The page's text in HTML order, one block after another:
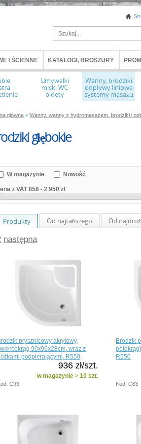
I ŚCIENNE KATALOGI, BROSZURY
Umywalki
miski WC
bidety
Wanny, brodziki
odpływy liniowe
systemy masażu
główna » Wanny, wanny z hydromasażem, brodziki i
głębokie
W magazynie Nowość
z VAT 858 - 2 950 zł
Produkty Od najtańszego Od
następna
prysznicowy akrylowy,
90x90x28cm, wraz z
podpierającymi, R550
936 zł/szt.
w magazynie > 10 szt.
C93
Brodzik
R550
Kod: C83